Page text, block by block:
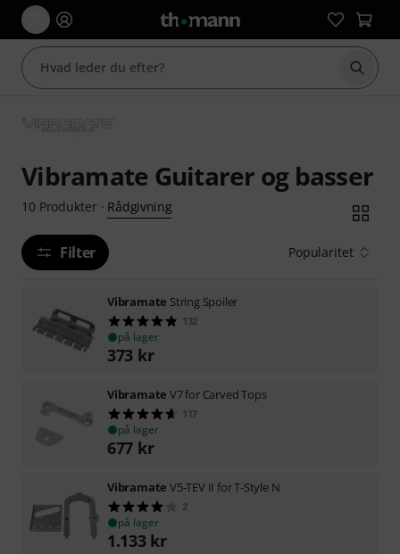
Start
Vibramate Guitarer og basser
10 Produkter· Rådgivning
Filter Popularitet
Vibramate String Spoiler
132
på lager
373 kr
Vibramate V7 for Carved Tops
117
på lager
677 kr
Vibramate V5-TEV II for T-Style N
2
på lager
1.133 kr